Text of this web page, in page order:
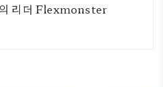
리더 Flexmonster